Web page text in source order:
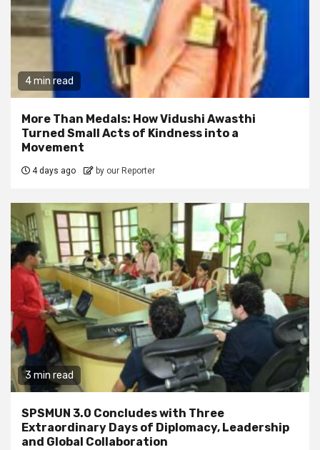
4 min read
More Than Medals: How Vidushi Awasthi
Turned Small Acts of Kindness into a
Movement
4 days ago by our Reporter
3 min read
SPSMUN 3.0 Concludes with Three
Extraordinary Days of Diplomacy, Leadership
and Global Collaboration